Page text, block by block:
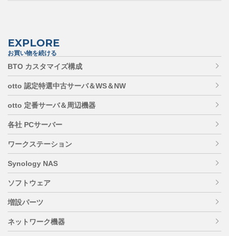
EXPLORE
お買い物を続ける
BTO カスタマイズ構成
otto 認定特選中古サーバ＆WS＆NW
otto 定番サーバ＆周辺機器
各社 PCサーバー
ワークステーション
Synology NAS
ソフトウェア
増設パーツ
ネットワーク機器